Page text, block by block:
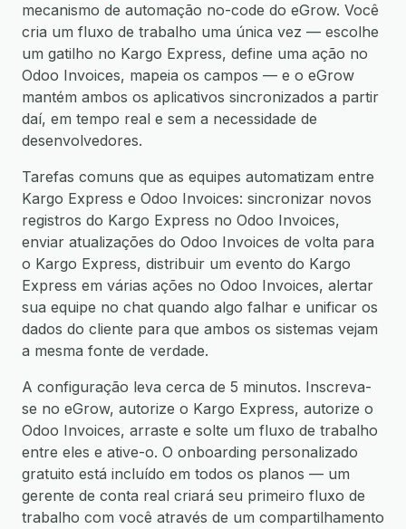
mecanismo de automação no-code do eGrow. Você
cria um fluxo de trabalho uma única vez — escolhe
um gatilho no Kargo Express, define uma ação no
Odoo Invoices, mapeia os campos — e o eGrow
mantém ambos os aplicativos sincronizados a partir
daí, em tempo real e sem a necessidade de
desenvolvedores.
Tarefas comuns que as equipes automatizam entre
Kargo Express e Odoo Invoices: sincronizar novos
registros do Kargo Express no Odoo Invoices,
enviar atualizações do Odoo Invoices de volta para
o Kargo Express, distribuir um evento do Kargo
Express em várias ações no Odoo Invoices, alertar
sua equipe no chat quando algo falhar e unificar os
dados do cliente para que ambos os sistemas vejam
a mesma fonte de verdade.
A configuração leva cerca de 5 minutos. Inscreva-
se no eGrow, autorize o Kargo Express, autorize o
Odoo Invoices, arraste e solte um fluxo de trabalho
entre eles e ative-o. O onboarding personalizado
gratuito está incluído em todos os planos — um
gerente de conta real criará seu primeiro fluxo de
trabalho com você através de um compartilhamento